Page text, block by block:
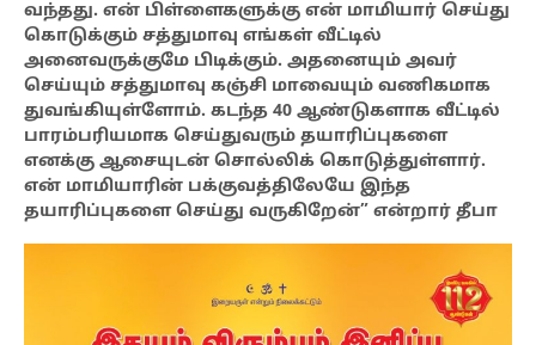
வந்தது. என் பிள்ளைகளுக்கு என் மாமியார் செய்து
கொடுக்கும் சத்துமாவு எங்கள் வீட்டில்
அனைவருக்குமே பிடிக்கும். அதனையும் அவர்
செய்யும் சத்துமாவு கஞ்சி மாவையும் வணிகமாக
துவங்கியுள்ளோம். கடந்த 40 ஆண்டுகளாக வீட்டில்
பாரம்பரியமாக செய்துவரும் தயாரிப்புகளை
எனக்கு ஆசையுடன் சொல்லிக் கொடுத்துள்ளார்.
என் மாமியாரின் பக்குவத்திலேயே இந்த
தயாரிப்புகளை செய்து வருகிறேன்” என்றார் தீபா